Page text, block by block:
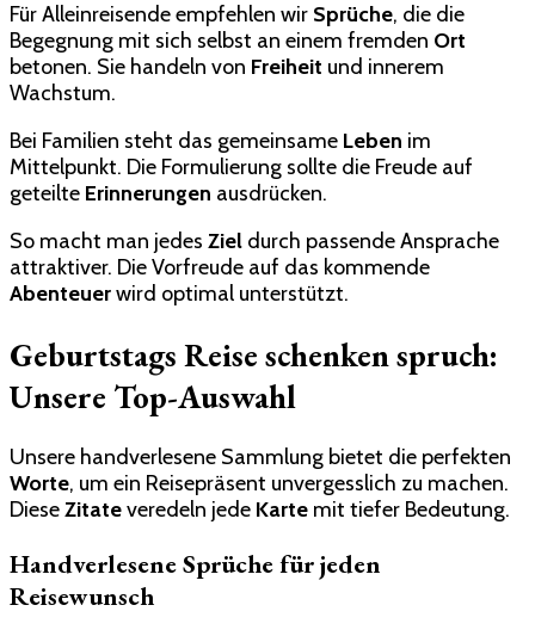
Für Alleinreisende empfehlen wir Sprüche, die die
Begegnung mit sich selbst an einem fremden Ort
betonen. Sie handeln von Freiheit und innerem
Wachstum.
Bei Familien steht das gemeinsame Leben im
Mittelpunkt. Die Formulierung sollte die Freude auf
geteilte Erinnerungen ausdrücken.
So macht man jedes Ziel durch passende Ansprache
attraktiver. Die Vorfreude auf das kommende
Abenteuerwird optimal unterstützt.
Geburtstags Reise schenken spruch:
Unsere Top-Auswahl
Unsere handverlesene Sammlung bietet die perfekten
Worte, um ein Reisepräsent unvergesslich zu machen.
DieseZitateveredeln jede Karte mit tiefer Bedeutung.
Handverlesene Sprüche für jeden
Reisewunsch